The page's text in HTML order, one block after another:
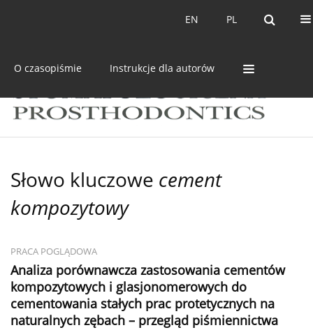
PL
EN PL
EN
O czasopiśmie Instrukcje dla autorów
Słowo kluczowe cement
kompozytowy
PRACA POGLĄDOWA
Analiza porównawcza zastosowania cementów
kompozytowych i glasjonomerowych do
cementowania stałych prac protetycznych na
naturalnych zębach – przegląd piśmiennictwa